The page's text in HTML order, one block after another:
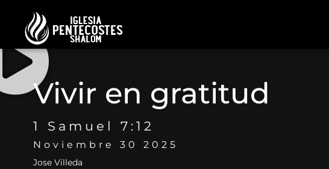
Vivir en gratitud
1 Samuel 7:12
Noviembre 30 2025
Jose Villeda